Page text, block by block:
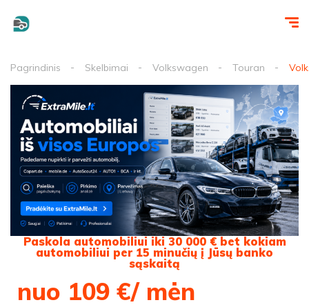
Pagrindinis Skelbimai Volkswagen Touran
Paskola automobiliui iki 30 000 € bet kokiam
automobiliui per 15 minučių į Jūsų banko
sąskaitą
nuo 109 €/ mėn